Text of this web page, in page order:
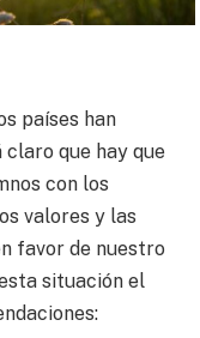
países han
que hay que
con los
valores y las
favor de nuestro
situación el